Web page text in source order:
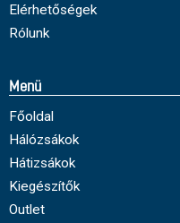
Elérhetőségek
Rólunk
Menü
Főoldal
Hálózsákok
Hátizsákok
Kiegészítők
Outlet